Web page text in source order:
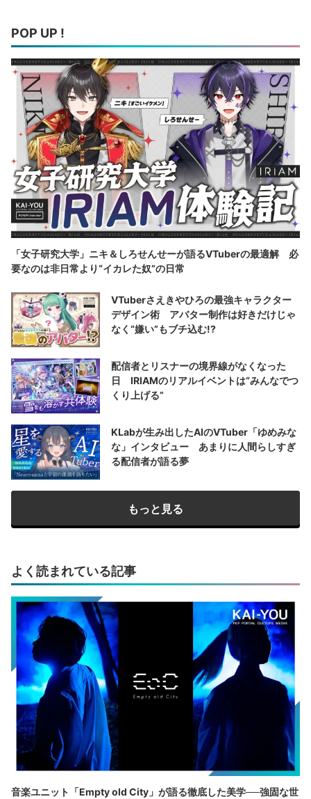
POP UP !
「女子研究大学」ニキ＆しろせんせーが語るVTuberの最適解 必
要なのは非日常より“イカレた奴”の日常
VTuberさえきやひろの最強キャラクター
デザイン術 アバター制作は好きだけじゃ
なく“嫌い”もブチ込む!?
配信者とリスナーの境界線がなくなった
日 IRIAMのリアルイベントは“みんなでつ
くり上げる”
KLabが生み出したAIのVTuber「ゆめみな
な」インタビュー あまりに人間らしすぎ
る配信者が語る夢
もっと見る
よく読まれている記事
音楽ユニット「Empty old City」が語る徹底した美学──強固な世